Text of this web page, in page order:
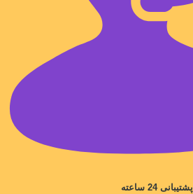
پشتیبانی 24 ساعته